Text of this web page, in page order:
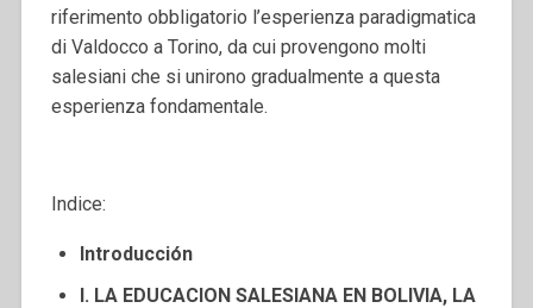
riferimento obbligatorio l’esperienza paradigmatica
di Valdocco a Torino, da cui provengono molti
salesiani che si unirono gradualmente a questa
esperienza fondamentale.
Indice:
Introducción
I. LA EDUCACION SALESIANA EN BOLIVIA, LA